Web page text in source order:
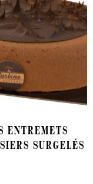
ENTREMETS
SURGELÉS